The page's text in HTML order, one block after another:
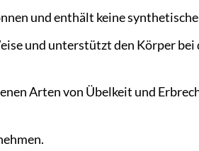
und enthält keine
und unterstützt den Körper bei
Arten von Übelkeit und